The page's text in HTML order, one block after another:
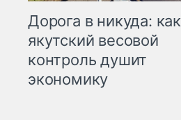
Дорога в никуда: как
якутский весовой
контроль душит
экономику